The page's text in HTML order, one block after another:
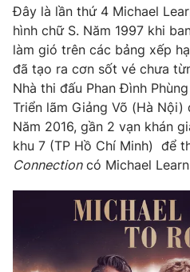
Phim VTV
Hậu trường
Nhân vật
Khán giả
Giải sao mai
Giải trí
Điện ảnh
Âm nhạc
Sao
Đời sống
Du lịch
Làm đẹp
Chất lượng cuộc sống
Giáo dục
Tuyển sinh
Công nghệ
Hitech Công nghệ tương lai
Thị trường
Giao lưu trực tuyến
Lịch phát sóng
Đây là lần thứ 4 Michael
hình chữ S. Năm 1997 khi
làm gió trên các bảng xếp
đã tạo ra cơn sốt vé chưa
Nhà thi đấu Phan Đình
Triển lãm Giảng Võ (Hà
Năm 2016, gần 2 vạn khán
khu 7 (TP Hồ Chí Minh) để
Connectioncó Michael